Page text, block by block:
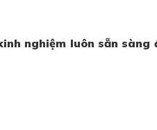
nghiệm luôn sẵn